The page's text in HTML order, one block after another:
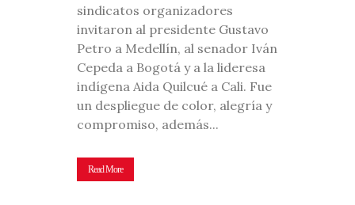
sindicatos organizadores
invitaron al presidente Gustavo
Petro a Medellín, al senador Iván
Cepeda a Bogotá y a la lideresa
indígena Aida Quilcué a Cali. Fue
un despliegue de color, alegría y
compromiso, además...
Read More